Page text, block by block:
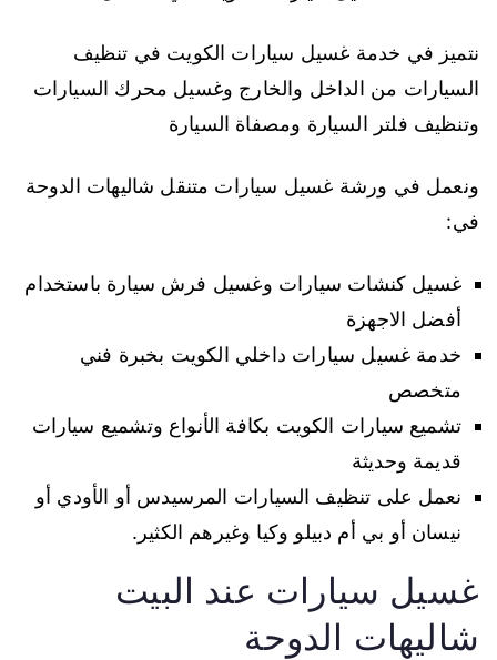
نتميز في خدمة غسيل سيارات الكويت في تنظيف
السيارات من الداخل والخارج وغسيل محرك السيارات
وتنظيف فلتر السيارة ومصفاة السيارة
ونعمل في ورشة غسيل سيارات متنقل شاليهات الدوحة
في:
غسيل كنشات سيارات وغسيل فرش سيارة باستخدام
أفضل الاجهزة
خدمة غسيل سيارات داخلي الكويت بخبرة فني
متخصص
تشميع سيارات الكويت بكافة الأنواع وتشميع سيارات
قديمة وحديثة
نعمل على تنظيف السيارات المرسيدس أو الأودي أو
نيسان أو بي أم دبيلو وكيا وغيرهم الكثير.
غسيل سيارات عند البيت
شاليهات الدوحة